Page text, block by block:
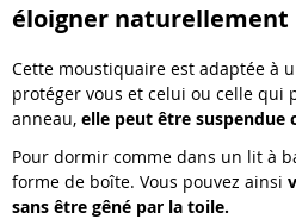
éloigner naturellement
Cette moustiquaire est adaptée à
protéger vous et celui ou celle qui
anneau, elle peut être suspendue
Pour dormir comme dans un lit à
forme de boîte. Vous pouvez ainsi
sans être gêné par la toile.